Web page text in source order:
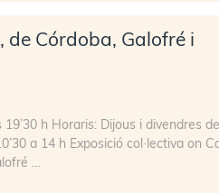
de Córdoba, Galofré i
h Horaris: Dijous i divendres de
a 14 h Exposició col·lectiva on
…